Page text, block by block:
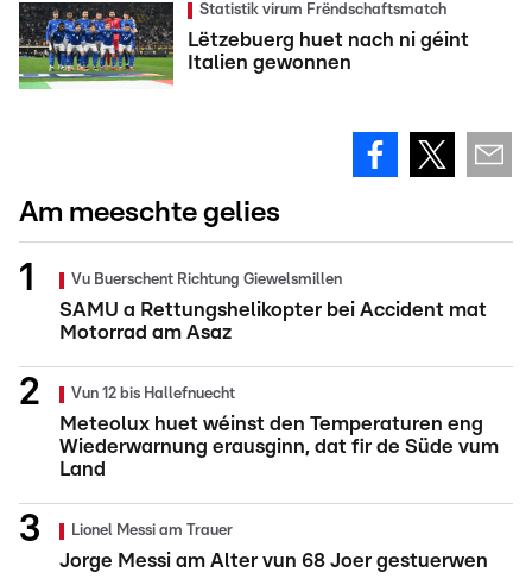
Statistik virum Frëndschaftsmatch
Lëtzebuerg huet nach ni géint
Italien gewonnen
Am meeschte gelies
Vu Buerschent Richtung Giewelsmillen
SAMU a Rettungshelikopter bei Accident mat
Motorrad am Asaz
Vun 12 bis Hallefnuecht
Meteolux huet wéinst den Temperaturen eng
Wiederwarnung erausginn, dat fir de Süde vum
Land
Lionel Messi am Trauer
Jorge Messi am Alter vun 68 Joer gestuerwen